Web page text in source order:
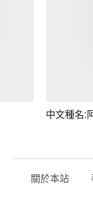
中文種名:
關於本站